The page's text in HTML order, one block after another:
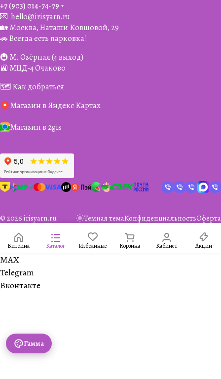
+7 (903) 014-74-79‬
💌 hello@irisyarn.ru
🏡 Москва, Наташи Ковшовой, 29
🚗 Всегда есть парковка!
🚇 М. Озёрная (4 выход)
🚉 МЦД-4 Очаково
🗺️ Как добраться
Магазин в Яндекс Картах
Магазин в 2gis
© 2026 irisyarn.ru Темная темаКонфиденциальностьОферта
Витрина Каталог Избранные Корзина Кабинет Акции
Гамма
MAX
Telegram
Вконтакте